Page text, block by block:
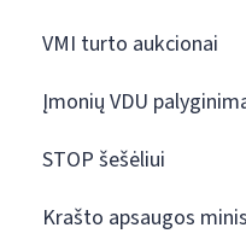
VMI turto aukcionai
Įmonių VDU
STOP šešėliui
Krašto apsaugos